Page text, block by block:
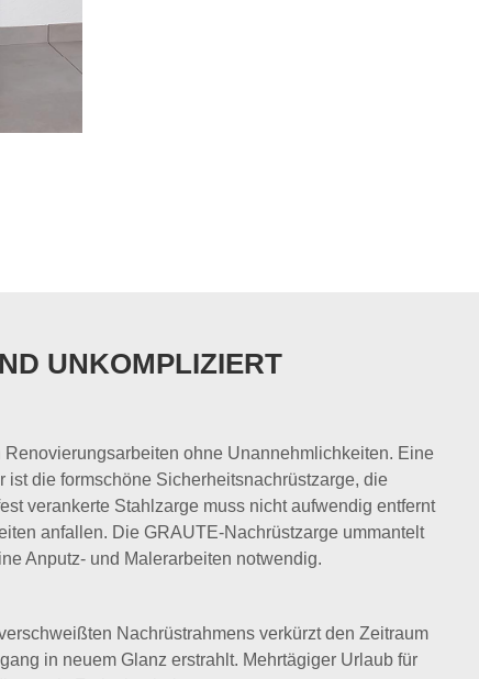
UNKOMPLIZIERT
ohne Unannehmlichkeiten. Eine
die formschöne Sicherheitsnachrüstzarge, die
verankerte Stahlzarge muss nicht aufwendig entfernt
anfallen. Die GRAUTE-Nachrüstzarge ummantelt
Anputz- und Malerarbeiten notwendig.
Nachrüstrahmens verkürzt den Zeitraum
in neuem Glanz erstrahlt. Mehrtägiger Urlaub für